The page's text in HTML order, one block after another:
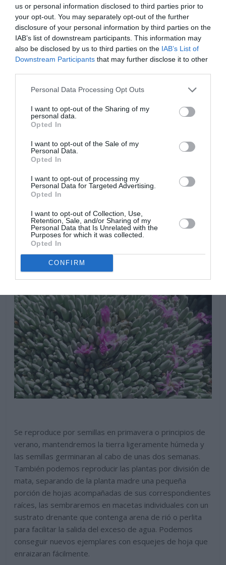
us or personal information disclosed to third parties prior to
your opt-out. You may separately opt-out of the further
disclosure of your personal information by third parties on the
IAB’s list of downstream participants. This information may
also be disclosed by us to third parties on the IAB’s List of
Downstream Participants that may further disclose it to other
Personal Data Processing Opt Outs
I want to opt-out of the Sharing of my
personal data.
Opted In
I want to opt-out of the Sale of my
Personal Data.
Opted In
I want to opt-out of processing my
Personal Data for Targeted Advertising.
Opted In
I want to opt-out of Collection, Use,
Retention, Sale, and/or Sharing of my
Personal Data that Is Unrelated with the
Purposes for which it was collected.
Opted In
CONFIRM
necesita humedad durante todo el año. Se la conoce
como «Anémona de mar enana» por la similitud que
cultivarse como una planta alpina ya que es adecuada
para rocallas soleadas matutinas y de sombra parcial de
tarde con humedad constante y suelo bien drenado y
aireado.
Se reproduce por semillas en primavera o principios de
verano, mantendremos la tierra ligeramente húmeda y
las semillas germinaran al cabo de unas dos semanas.
También podemos reproducir las plantas por división de
mata, separando de la planta madre una pequeña
porción de hojas acompañadas de sus correspondientes
raíces, las sembraremos en macetas individuales con un
sustrato drenante que contenga arena de rió o perlita
para facilitar la salida del exceso de agua. Podemos
conseguir nuevos ejemplares con esquejes de hoja que
enraizaran fácilmente.